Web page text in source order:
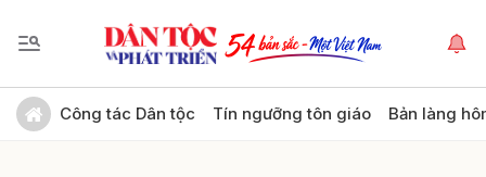
Công tác Dân tộc Tín ngưỡng tôn giáo Bản làng
Gửi bình luận